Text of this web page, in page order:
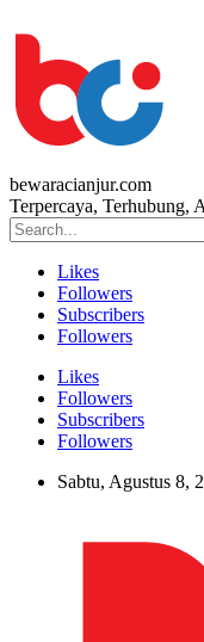
bewaracianjur.com
Terpercaya, Terhubung,
Likes
Followers
Subscribers
Followers
Likes
Followers
Subscribers
Followers
Sabtu, Agustus 8,